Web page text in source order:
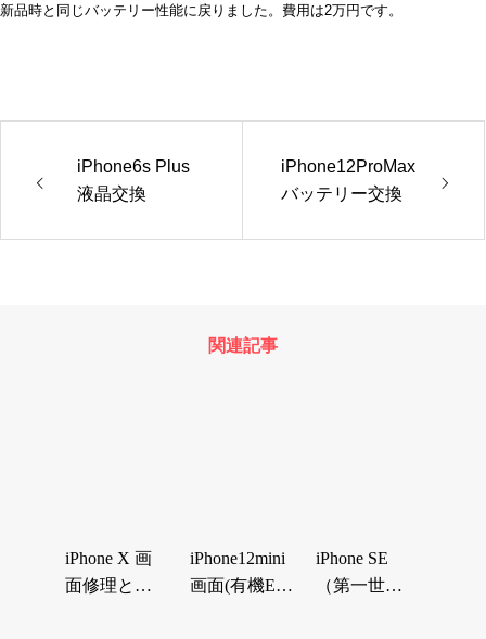
新品時と同じバッテリー性能に戻りました。費用は2万円です。
iPhone6s Plus
液晶交換
iPhone12ProMax
バッテリー交換
関連記事
iPhone X 画
面修理とバ
iPhone12mini
画面(有機EL)
iPhone SE
（第一世